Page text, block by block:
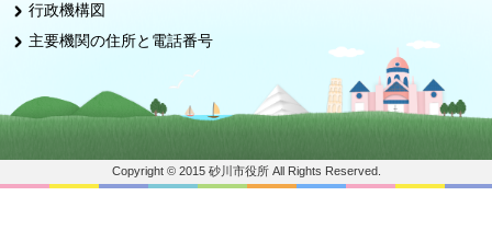
行政機構図
主要機関の住所と電話番号
Copyright © 2015 砂川市役所 All Rights Reserved.